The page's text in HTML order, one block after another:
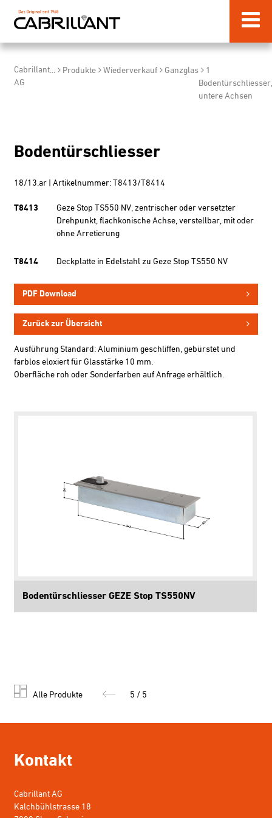
Cabrillant
AG
... Produkte Wiederverkauf Ganzglas
1
untere Achsen
Bodentürschliesser
18/13.ar | Artikelnummer: T8413/T8414
T8413
Geze Stop TS550 NV, zentrischer oder versetzter
Drehpunkt, flachkonische Achse, verstellbar, mit oder
ohne Arretierung
T8414 Deckplatte in Edelstahl zu Geze Stop TS550 NV
PDF Download
Zurück zur Übersicht
Ausführung Standard: Aluminium geschliffen, gebürstet und
farblos eloxiert für Glasstärke 10 mm.
Oberfläche roh oder Sonderfarben auf Anfrage erhältlich.
Bodentürschliesser GEZE Stop TS550NV
Alle Produkte 5 / 5
Kontakt
Cabrillant AG
Kalchbühlstrasse 18